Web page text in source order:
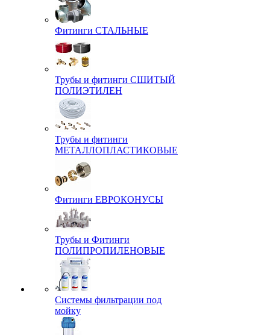
Фитинги СТАЛЬНЫЕ
Трубы и фитинги СШИТЫЙ
ПОЛИЭТИЛЕН
Трубы и фитинги
МЕТАЛЛОПЛАСТИКОВЫЕ
Фитинги ЕВРОКОНУСЫ
Трубы и Фитинги
ПОЛИПРОПИЛЕНОВЫЕ
Системы фильтрации под
мойку